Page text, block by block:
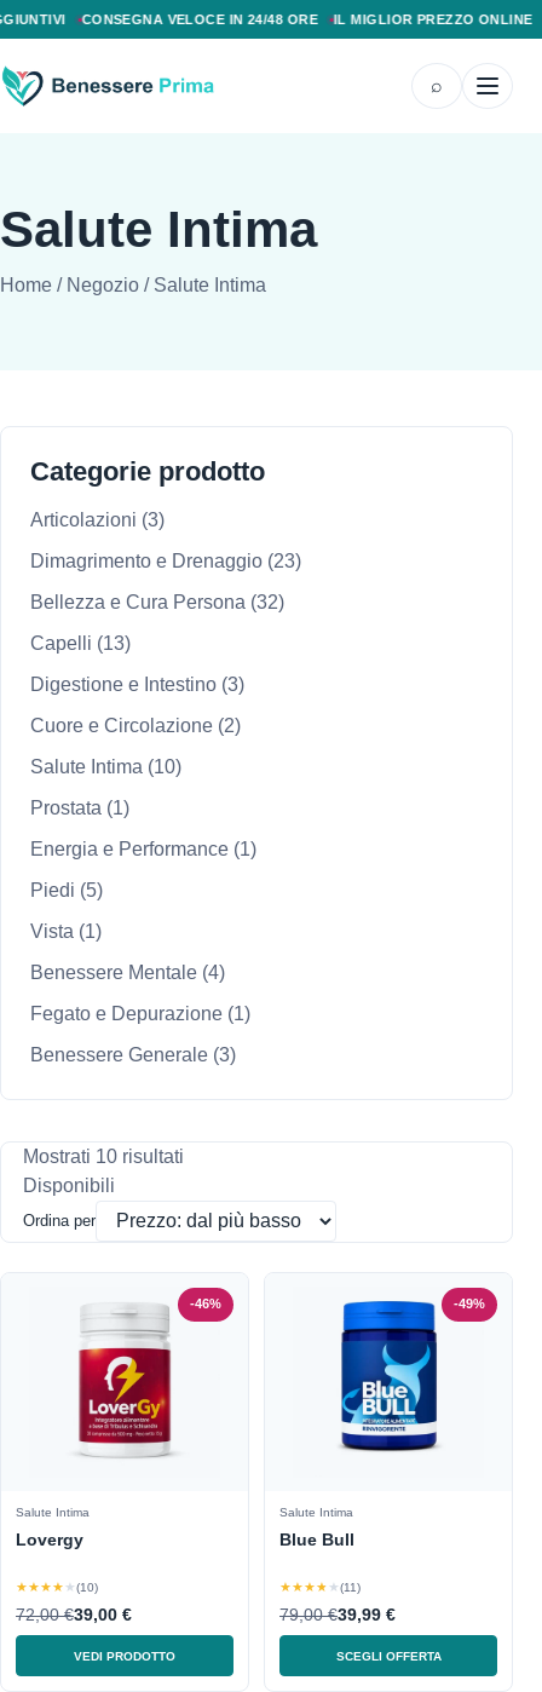
CONSEGNA VELOCE IN 24/48 ORE IL MIGLIOR PREZZO ONLINE
⌕
Salute Intima
Home / Negozio / Salute Intima
Categorie prodotto
Articolazioni (3)
Dimagrimento e Drenaggio (23)
Bellezza e Cura Persona (32)
Capelli (13)
Digestione e Intestino (3)
Cuore e Circolazione (2)
Salute Intima (10)
Prostata (1)
Energia e Performance (1)
Piedi (5)
Vista (1)
Benessere Mentale (4)
Fegato e Depurazione (1)
Benessere Generale (3)
Mostrati 10 risultati
Disponibili
Ordina per
-46%
Salute Intima
Lovergy
★★★★★(10)
72,00 €39,00 €
VEDI PRODOTTO
-49%
Salute Intima
Blue Bull
★★★★★(11)
79,00 €39,99 €
SCEGLI OFFERTA